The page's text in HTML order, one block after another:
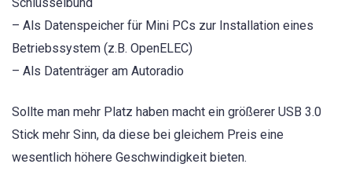
– Als Datenspeicher für Mini PCs zur Installation eines
Betriebssystem (z.B. OpenELEC)
– Als Datenträger am Autoradio
Sollte man mehr Platz haben macht ein größerer USB 3.0
Stick mehr Sinn, da diese bei gleichem Preis eine
wesentlich höhere Geschwindigkeit bieten.